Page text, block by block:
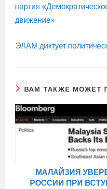
партия
движение»
ЭЛАМ диктует
ВАМ ТАКЖЕ МОЖЕТ
МАЛАЙЗИЯ
РОССИИ ПРИ